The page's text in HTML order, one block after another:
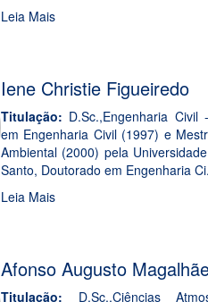
Leia Mais
Iene Christie Figueiredo
Titulação: D.Sc.,Engenharia Civil
em Engenharia Civil (1997) e
Ambiental (2000) pela
Santo, Doutorado em Engenharia
Leia Mais
Afonso Augusto
Titulação: D.Sc.,Ciências